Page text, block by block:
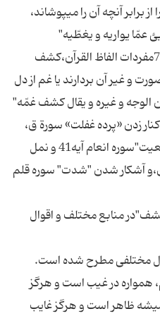
برابر آنچه آن را مى‏پوشاند،
"راغب اصفهانی" هم در صفحه712مفردات الفاظ القرآن،کشف
و غیر آن بردارند یا غم از دل
کنار زدن «پرده غفلت» سورة ق،
آیة 22_"برداشتن پرده از روی واقعیت"سوره انعام آیه41 و نمل
آشکار شدن "شدت" سوره قلم
منابع مختلف و اقوال
همواره در غیب است و هرگز
ظاهر است و هرگز غایب